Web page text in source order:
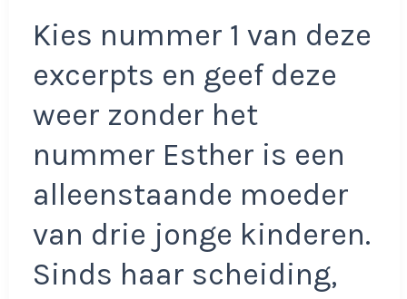
Kies nummer 1 van deze
excerpts en geef deze
weer zonder het
nummer Esther is een
alleenstaande moeder
van drie jonge kinderen.
Sinds haar scheiding,